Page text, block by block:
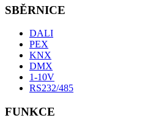
SBĚRNICE
DALI
PEX
KNX
DMX
1-10V
RS232/485
FUNKCE